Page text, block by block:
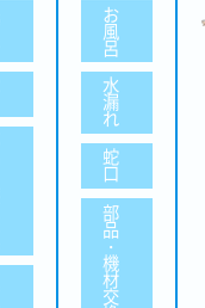
お
風
呂
水
漏
れ
蛇
口
部
品
・
機
材
交